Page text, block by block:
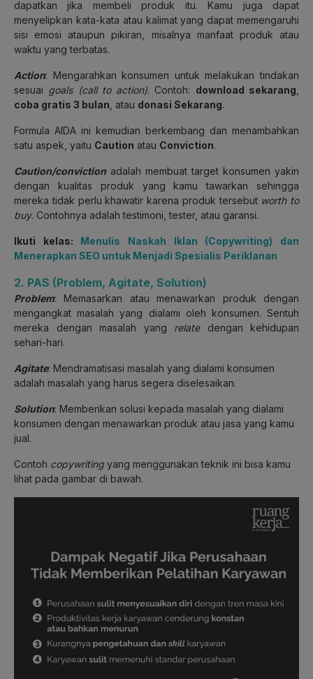
dapatkan jika membeli produk itu. Kamu juga dapat
menyelipkan kata-kata atau kalimat yang dapat memengaruhi
sisi emosi ataupun pikiran, misalnya manfaat produk atau
waktu yang terbatas.
Action: Mengarahkan konsumen untuk melakukan tindakan
sesuai goals (call to action). Contoh: download sekarang
coba gratis 3 bulan , atau donasi Sekarang.
Formula AIDA ini kemudian berkembang dan menambahkan
satu aspek, yaitu Caution atau Conviction.
Caution/conviction adalah membuat target konsumen yakin
dengan kualitas produk yang kamu tawarkan sehingga
mereka tidak perlu khawatir karena produk tersebut worth to
buy. Contohnya adalah testimoni, tester, atau garansi.
Ikuti kelas: Menulis Naskah Iklan (Copywriting) dan
Menerapkan SEO untuk Menjadi Spesialis Periklanan
2. PAS (Problem, Agitate, Solution)
Problem: Memasarkan atau menawarkan produk dengan
mengangkat masalah yang dialami oleh konsumen. Sentuh
mereka dengan masalah yang relatedengan kehidupan
sehari-hari.
Agitate: Mendramatisasi masalah yang dialami konsumen
adalah masalah yang harus segera diselesaikan.
Solution: Memberikan solusi kepada masalah yang dialami
konsumen dengan menawarkan produk atau jasa yang kamu
jual.
Contoh copywriting yang menggunakan teknik ini bisa kamu
lihat pada gambar di bawah.